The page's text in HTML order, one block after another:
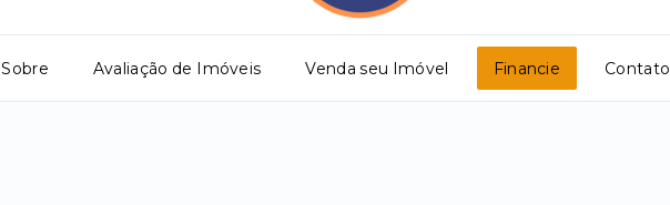
Sobre Avaliação de Imóveis Venda seu Imóvel Financie Contato